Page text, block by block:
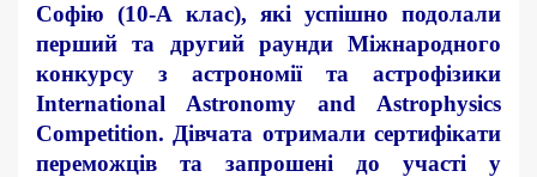
Софію (10-А клас), які успішно подолали
перший та другий раунди Міжнародного
конкурсу з астрономії та астрофізики
International Astronomy and Astrophysics
Competition. Дівчата отримали сертифікати
переможців та запрошені до участі у